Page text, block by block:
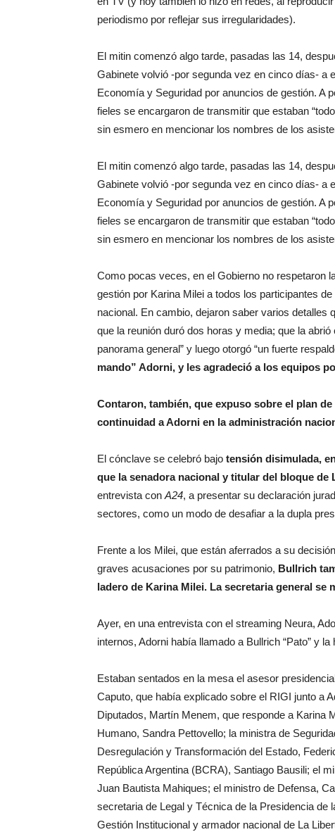
periodismo por reflejar sus irregularidades).
El mitin comenzó algo tarde, pasadas las 14,
Gabinete volvió -por segunda vez en cinco días- a
Economía y Seguridad por anuncios de gestión. A
fieles se encargaron de transmitir que estaban
sin esmero en mencionar los nombres de los
El mitin comenzó algo tarde, pasadas las 14,
Gabinete volvió -por segunda vez en cinco días- a
Economía y Seguridad por anuncios de gestión. A
fieles se encargaron de transmitir que estaban
sin esmero en mencionar los nombres de los
Como pocas veces, en el Gobierno no respetaron
gestión por Karina Milei a todos los participantes
nacional. En cambio, dejaron saber varios detalles
que la reunión duró dos horas y media; que la
panorama general” y luego otorgó “un fuerte
mando” Adorni, y les agradeció a los equipos
Contaron, también, que expuso sobre el plan
continuidad a Adorni en la administración
El cónclave se celebró bajo tensión disimulada,
que la senadora nacional y titular del bloque de
entrevista con A24, a presentar su declaración
sectores, como un modo de desafiar a la dupla
Frente a los Milei, que están aferrados a su
graves acusaciones por su patrimonio, Bullrich
ladero de Karina Milei. La secretaria general se
Ayer, en una entrevista con el streaming Neura,
internos, Adorni había llamado a Bullrich “Pato” y
Estaban sentados en la mesa el asesor
Caputo, que había explicado sobre el RIGI junto a
Diputados, Martín Menem, que responde a Karina
Humano, Sandra Pettovello; la ministra de
Desregulación y Transformación del Estado,
República Argentina (BCRA), Santiago Bausili; el
Juan Bautista Mahiques; el ministro de Defensa,
secretaria de Legal y Técnica de la Presidencia
Gestión Institucional y armador nacional de La